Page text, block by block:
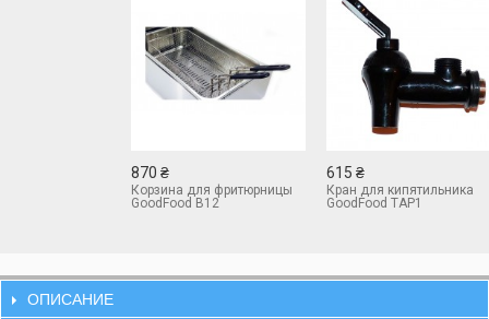
870 ₴
Корзина для фритюрницы
GoodFood B12
615 ₴
Кран для кипятильника
GoodFood TAP1
ОПИСАНИЕ